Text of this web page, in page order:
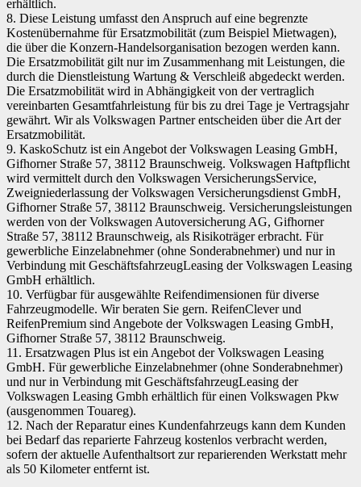
erhältlich.
8. Diese Leistung umfasst den Anspruch auf eine begrenzte
Kostenübernahme für Ersatzmobilität (zum Beispiel Mietwagen),
die über die Konzern-Handelsorganisation bezogen werden kann.
Die Ersatzmobilität gilt nur im Zusammenhang mit Leistungen, die
durch die Dienstleistung Wartung & Verschleiß abgedeckt werden.
Die Ersatzmobilität wird in Abhängigkeit von der vertraglich
vereinbarten Gesamtfahrleistung für bis zu drei Tage je Vertragsjahr
gewährt. Wir als Volkswagen Partner entscheiden über die Art der
Ersatzmobilität.
9. KaskoSchutz ist ein Angebot der Volkswagen Leasing GmbH,
Gifhorner Straße 57, 38112 Braunschweig. Volkswagen Haftpflicht
wird vermittelt durch den Volkswagen VersicherungsService,
Zweigniederlassung der Volkswagen Versicherungsdienst GmbH,
Gifhorner Straße 57, 38112 Braunschweig. Versicherungsleistungen
werden von der Volkswagen Autoversicherung AG, Gifhorner
Straße 57, 38112 Braunschweig, als Risikoträger erbracht. Für
gewerbliche Einzelabnehmer (ohne Sonderabnehmer) und nur in
Verbindung mit GeschäftsfahrzeugLeasing der Volkswagen Leasing
GmbH erhältlich.
10. Verfügbar für ausgewählte Reifendimensionen für diverse
Fahrzeugmodelle. Wir beraten Sie gern. ReifenClever und
ReifenPremium sind Angebote der Volkswagen Leasing GmbH,
Gifhorner Straße 57, 38112 Braunschweig.
11. Ersatzwagen Plus ist ein Angebot der Volkswagen Leasing
GmbH. Für gewerbliche Einzelabnehmer (ohne Sonderabnehmer)
und nur in Verbindung mit GeschäftsfahrzeugLeasing der
Volkswagen Leasing Gmbh erhältlich für einen Volkswagen Pkw
(ausgenommen Touareg).
12. Nach der Reparatur eines Kundenfahrzeugs kann dem Kunden
bei Bedarf das reparierte Fahrzeug kostenlos verbracht werden,
sofern der aktuelle Aufenthaltsort zur reparierenden Werkstatt mehr
als 50 Kilometer entfernt ist.